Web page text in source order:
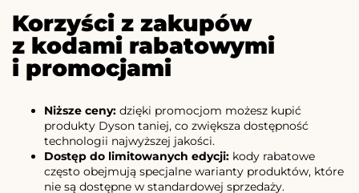
Korzyści z zakupów
z kodami rabatowymi
i promocjami
Niższe ceny: dzięki promocjom możesz kupić
produkty Dyson taniej, co zwiększa dostępność
technologii najwyższej jakości.
Dostęp do limitowanych edycji: kody rabatowe
często obejmują specjalne warianty produktów, które
nie są dostępne w standardowej sprzedaży.